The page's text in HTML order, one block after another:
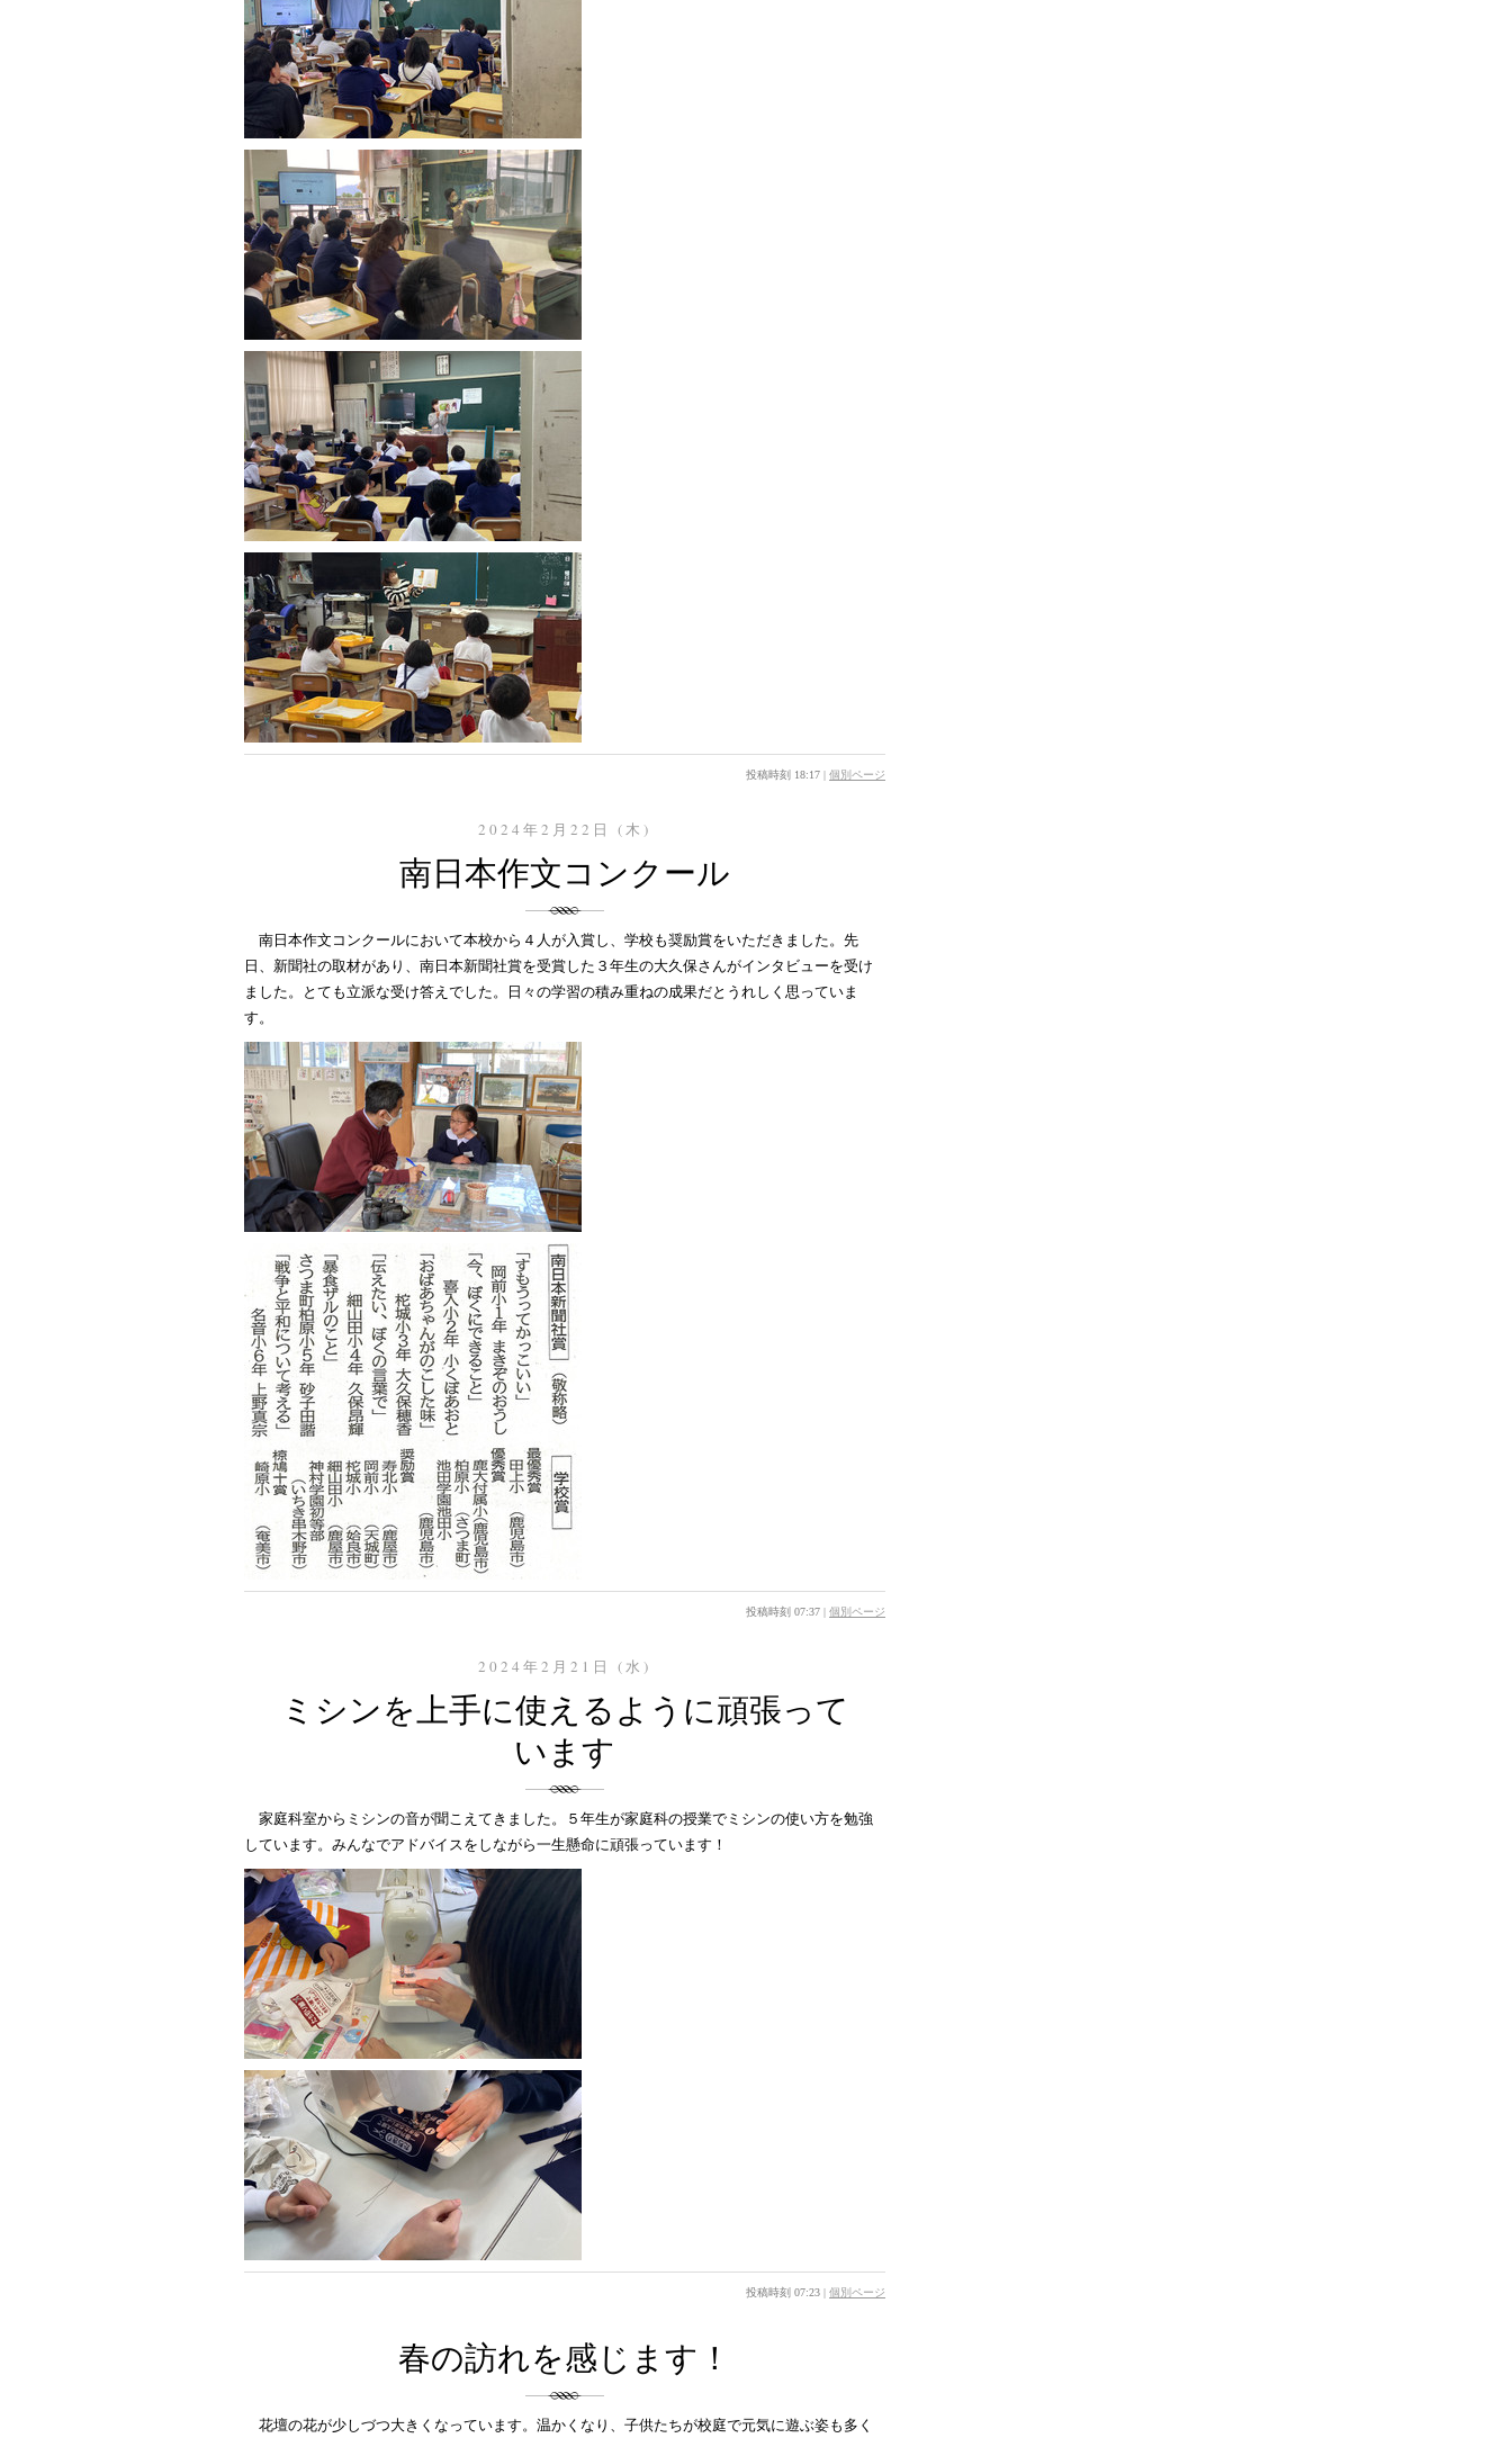
投稿時刻 18:17 | 個別ページ
2024年2月22日 (木)
南日本作文コンクール
南日本作文コンクールにおいて本校から４人が入賞し、学校も奨励賞をいただきました。先
日、新聞社の取材があり、南日本新聞社賞を受賞した３年生の大久保さんがインタビューを受け
ました。とても立派な受け答えでした。日々の学習の積み重ねの成果だとうれしく思っていま
す。
投稿時刻 07:37 | 個別ページ
2024年2月21日 (水)
ミシンを上手に使えるように頑張って
います
家庭科室からミシンの音が聞こえてきました。５年生が家庭科の授業でミシンの使い方を勉強
しています。みんなでアドバイスをしながら一生懸命に頑張っています！
投稿時刻 07:23 | 個別ページ
春の訪れを感じます！
花壇の花が少しづつ大きくなっています。温かくなり、子供たちが校庭で元気に遊ぶ姿も多く